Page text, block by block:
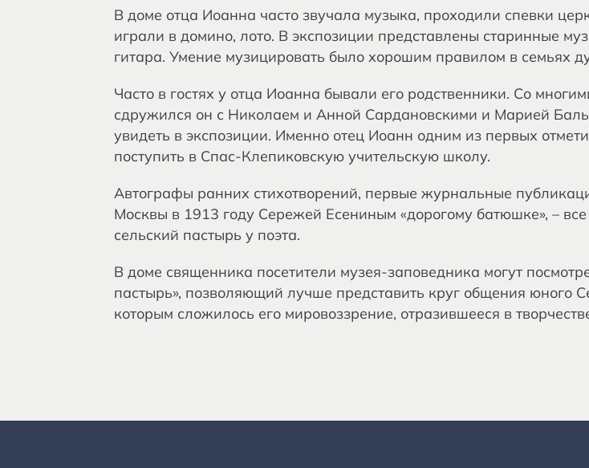
В доме отца Иоанна часто звучала музыка, проходили спевки
играли в домино, лото. В экспозиции представлены старинные
гитара. Умение музицировать было хорошим правилом в семьях
Часто в гостях у отца Иоанна бывали его родственники. Со
сдружился он с Николаем и Анной Сардановскими и Марией
увидеть в экспозиции. Именно отец Иоанн одним из первых
поступить в Спас-Клепиковскую учительскую школу.
Автографы ранних стихотворений, первые журнальные
Москвы в 1913 году Сережей Есениным «дорогому батюшке», –
сельский пастырь у поэта.
В доме священника посетители музея-заповедника могут
пастырь», позволяющий лучше представить круг общения юного
которым сложилось его мировоззрение, отразившееся в